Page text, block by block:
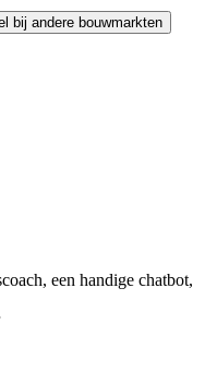
bij andere bouwmarkten
een handige chatbot,